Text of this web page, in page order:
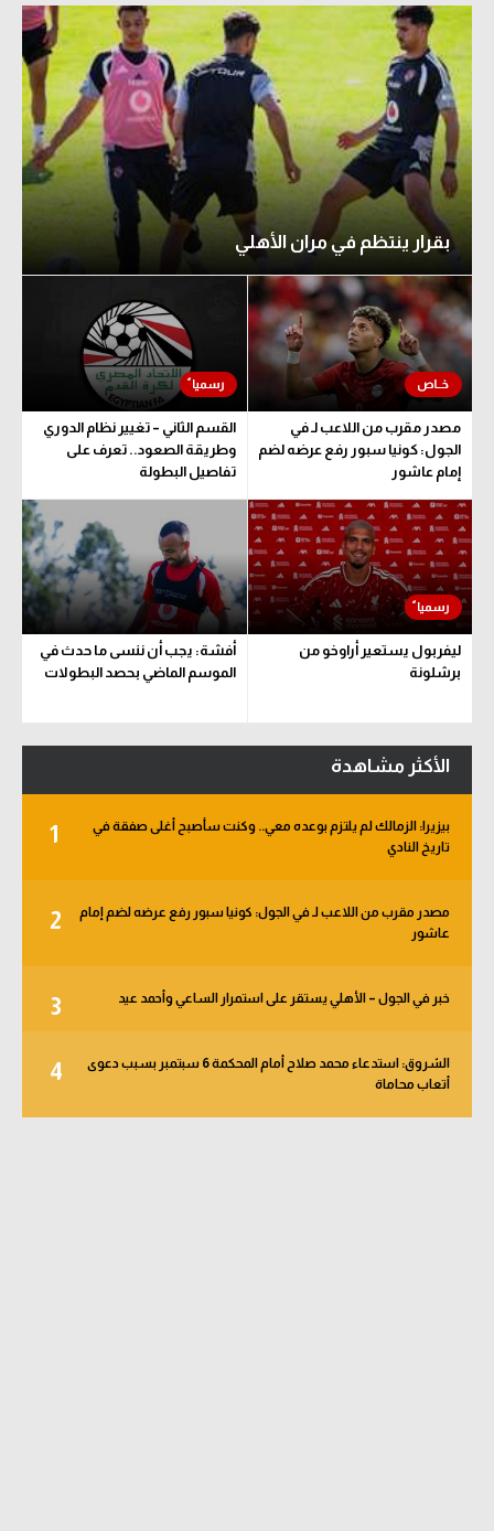
بقرار ينتظم في مران الأهلي
مصدر مقرب من اللاعب لـ في
الجول: كونيا سبور رفع عرضه لضم
إمام عاشور
القسم الثاني – تغيير نظام الدوري
وطريقة الصعود.. تعرف على
تفاصيل البطولة
ليفربول يستعير أراوخو من
برشلونة
أفشة: يجب أن ننسى ما حدث في
الموسم الماضي بحصد البطولات
الأكثر مشاهدة
1
بيزيرا: الزمالك لم يلتزم بوعده معي.. وكنت سأصبح أغلى صفقة في
تاريخ النادي
2
مصدر مقرب من اللاعب لـ في الجول: كونيا سبور رفع عرضه لضم إمام
عاشور
3 خبر في الجول – الأهلي يستقر على استمرار الساعي وأحمد عيد
4
الشروق: استدعاء محمد صلاح أمام المحكمة 6 سبتمبر بسبب دعوى
أتعاب محاماة